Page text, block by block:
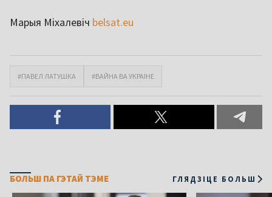
Марыя Міхалевіч belsat.eu
#ПАВЕЛ ЛАТУШКА #ВАЙНА ВА УКРАІНЕ
БОЛЬШ ПА ГЭТАЙ ТЭМЕ ГЛЯДЗІЦЕ БОЛЬШ